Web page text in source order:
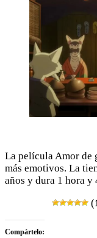
La película Amor de
más emotivos. La
años y dura 1 hora y
(
Compártelo: